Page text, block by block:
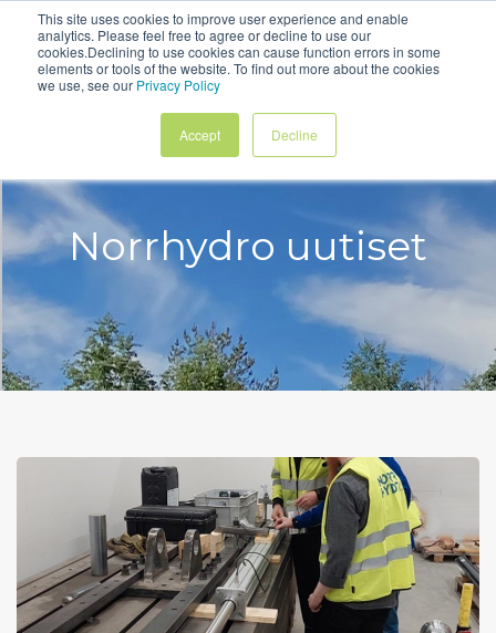
This site uses cookies to improve user experience and enable
analytics. Please feel free to agree or decline to use our
cookies.Declining to use cookies can cause function errors in some
elements or tools of the website. To find out more about the cookies
we use, see our Privacy Policy
Accept Decline
Ota Yhteyttä
Norrhydro uutiset